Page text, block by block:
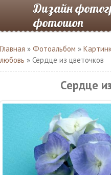
Дизайн
фотошоп
Главная » Фотоальбом »
любовь » Сердце из цветочков
Сердце